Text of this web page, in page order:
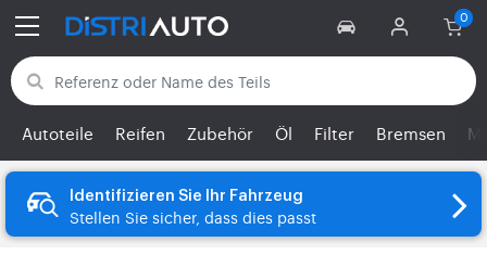
Zurück zu den Kategorien
Autoteile Reifen Zubehör Öl Filter Bremsen
Identifizieren Sie Ihr Fahrzeug
Stellen Sie sicher, dass dies passt